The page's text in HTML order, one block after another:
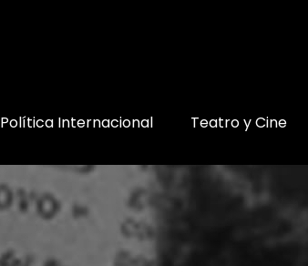
Política Internacional Teatro y Cine